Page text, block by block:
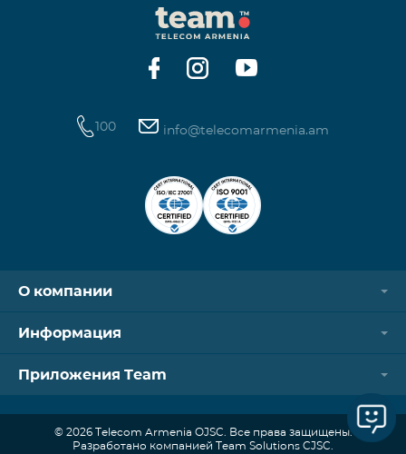
5,500 AMD ASUS E1504G - 175,000 ֏ | Ежемесячный
платеж от: 3,645 AMD Dell Vostro 3520 - 159,000 ֏ |
Ежемесячный платеж от: 3,320
100 info@telecomarmenia.am
О компании
Информация
Приложения Team
© 2026 Telecom Armenia OJSC. Все права защищены.
Разработано компанией Team Solutions CJSC.